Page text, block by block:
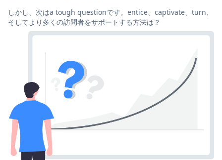
しかし、次はa tough questionです。entice、captivate、turn、
そしてより多くの訪問者をサポートする方法は？